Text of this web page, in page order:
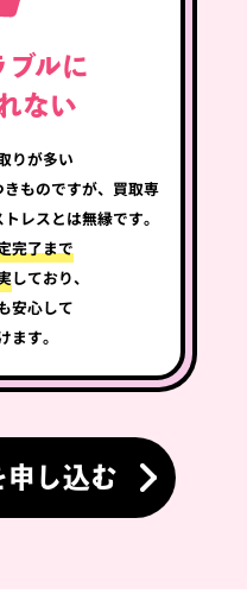
GAEUL MINIVE STUFF
DOLL DAL-E ぬいぐる
ガウル ダリ
買取価格
2,000
aespa KARINA Tシャツ BA
UNIFORM フリー
ブルに
ない
りが多い
きものですが、買取専
レスとは無縁です。
完了まで
しており、
安心して
ます。
申し込む